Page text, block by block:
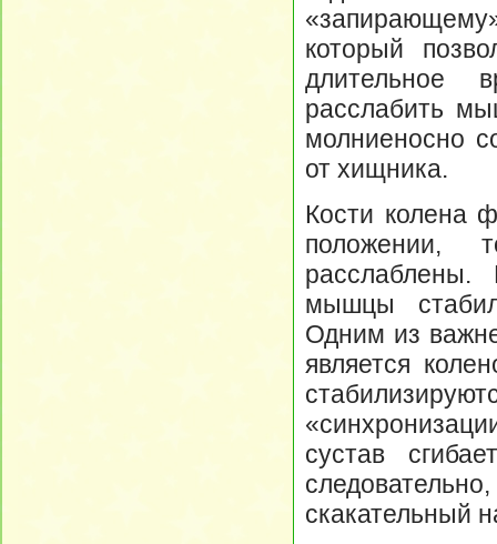
который
длительное
расслабить
молниеносно
от хищника.
Кости колена
положении,
расслаблены.
мышцы
Одним из
является
сустав
скакательный